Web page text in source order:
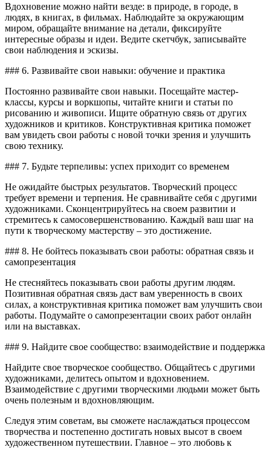
Вдохновение можно найти везде: в природе, в городе, в
людях, в книгах, в фильмах. Наблюдайте за окружающим
миром, обращайте внимание на детали, фиксируйте
интересные образы и идеи. Ведите скетчбук, записывайте
свои наблюдения и эскизы.
### 6. Развивайте свои навыки: обучение и практика
Постоянно развивайте свои навыки. Посещайте мастер-
классы, курсы и воркшопы, читайте книги и статьи по
рисованию и живописи. Ищите обратную связь от других
художников и критиков. Конструктивная критика поможет
вам увидеть свои работы с новой точки зрения и улучшить
свою технику.
### 7. Будьте терпеливы: успех приходит со временем
Не ожидайте быстрых результатов. Творческий процесс
требует времени и терпения. Не сравнивайте себя с другими
художниками. Сконцентрируйтесь на своем развитии и
стремитесь к самосовершенствованию. Каждый ваш шаг на
пути к творческому мастерству – это достижение.
### 8. Не бойтесь показывать свои работы: обратная связь и
самопрезентация
Не стесняйтесь показывать свои работы другим людям.
Позитивная обратная связь даст вам уверенность в своих
силах, а конструктивная критика поможет вам улучшить свои
работы. Подумайте о самопрезентации своих работ онлайн
или на выставках.
### 9. Найдите свое сообщество: взаимодействие и поддержка
Найдите свое творческое сообщество. Общайтесь с другими
художниками, делитесь опытом и вдохновением.
Взаимодействие с другими творческими людьми может быть
очень полезным и вдохновляющим.
Следуя этим советам, вы сможете наслаждаться процессом
творчества и постепенно достигать новых высот в своем
художественном путешествии. Главное – это любовь к